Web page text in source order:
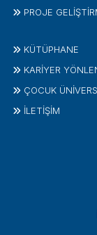
PROJE
KÜTÜPHANE
KARİYER
ÇOCUK
İLETIŞIM